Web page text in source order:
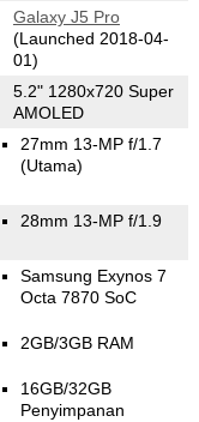
Galaxy J5 Pro
(Launched 2018-04-
01)
5.2" 1280x720 Super
AMOLED
27mm 13-MP f/1.7
(Utama)
28mm 13-MP f/1.9
Samsung Exynos 7
Octa 7870 SoC
2GB/3GB RAM
16GB/32GB
Penyimpanan